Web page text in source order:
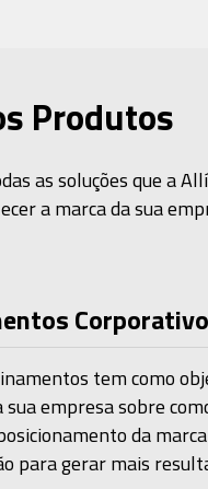
Produtos
as soluções que a
a marca da sua
tem como
sua empresa sobre
da
para gerar mais